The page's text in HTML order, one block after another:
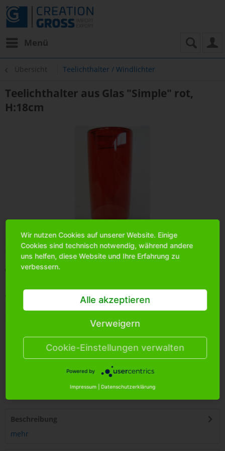
Menü
Übersicht Teelichthalter / Windlichter
Teelichthalter aus Glas "Simple" rot,
H:18cm
Bittemelden Sie sich an, um mehr Informationen über das
Produkt zu erhalten.
Merken
Artikel-Nr.:
71
24
250255 414121
Beschreibung
mehr
Wir nutzen Cookies auf unserer Website. Einige
Cookies sind technisch notwendig, während andere
uns helfen, diese Website und Ihre Erfahrung zu
verbessern.
Alle akzeptieren
Verweigern
Cookie-Einstellungen verwalten
Powered by
Impressum Datenschutzerklärung